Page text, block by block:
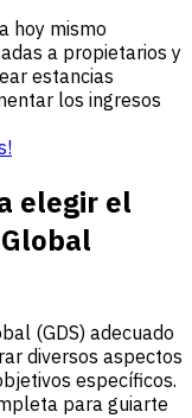
hoy mismo
a propietarios y
estancias
los ingresos
elegir el
(GDS) adecuado
diversos aspectos
específicos.
para guiarte